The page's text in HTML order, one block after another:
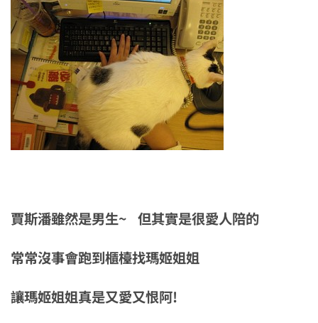
賈斯潘雖然是男生~ 但其實是很愛人陪的
常常沒事會跑到櫃檯找瑪姬姐姐
讓瑪姬姐姐真是又愛又恨阿!